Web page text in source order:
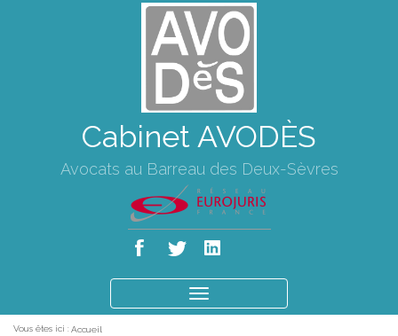
Cabinet AVODÈS
Avocats au Barreau des Deux-Sèvres
le
Vous êtes ici : Accueil